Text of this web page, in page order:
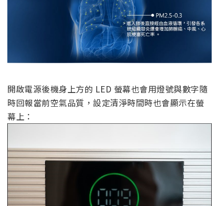
開啟電源後機身上方的 LED 螢幕也會用燈號與數字隨
時回報當前空氣品質，設定清淨時間時也會顯示在螢
幕上：